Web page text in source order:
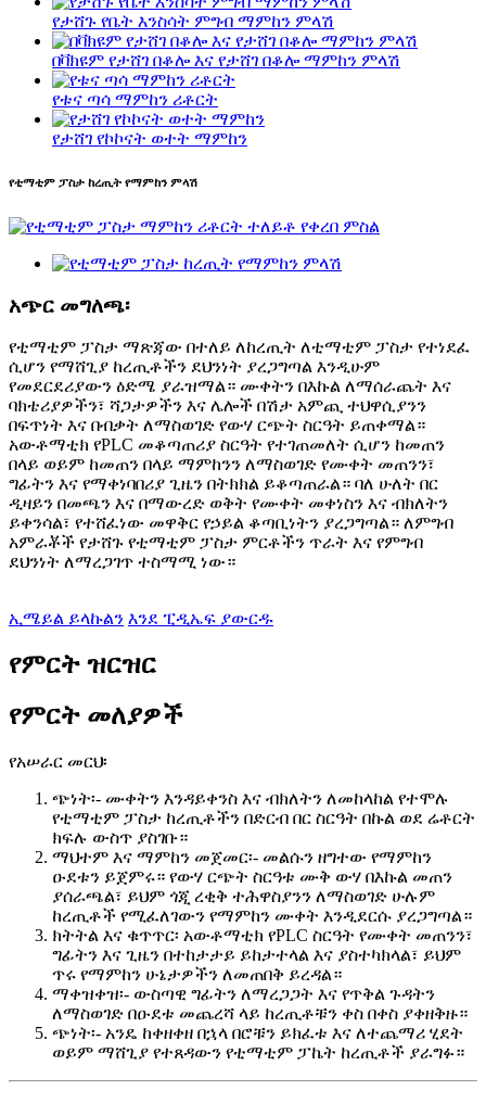
የታሸጉ የቤት እንስሳት ምግብ ማምከን ምላሽ
በቫክዩም የታሸገ በቆሎ እና የታሸገ በቆሎ ማምከን ምላሽ
የቱና ጣሳ ማምከን ሪቶርት
የታሸገ የኮኮናት ወተት ማምከን
የቲማቲም ፓስታ ከረጢት የማምከን ምላሽ
አጭር መግለጫ፡
የቲማቲም ፓስታ ማጽጃው በተለይ ለከረጢት ለቲማቲም ፓስታ የተነደፈ
ሲሆን የማሸጊያ ከረጢቶችን ደህንነት ያረጋግጣል እንዲሁም
የመደርደሪያውን ዕድሜ ያራዝማል። ሙቀትን በእኩል ለማሰራጨት እና
ባክቴሪያዎችን፣ ሻጋታዎችን እና ሌሎች በሽታ አምጪ ተህዋሲያንን
በፍጥነት እና በብቃት ለማስወገድ የውሃ ርጭት ስርዓት ይጠቀማል።
አውቶማቲክ የPLC መቆጣጠሪያ ስርዓት የተገጠመለት ሲሆን ከመጠን
በላይ ወይም ከመጠን በላይ ማምከንን ለማስወገድ የሙቀት መጠንን፣
ግፊትን እና የማቀነባበሪያ ጊዜን በትክክል ይቆጣጠራል። ባለ ሁለት በር
ዲዛይን በመጫን እና በማውረድ ወቅት የሙቀት መቀነስን እና ብክለትን
ይቀንሳል፣ የተሸፈነው መዋቅር የኃይል ቆጣቢነትን ያረጋግጣል። ለምግብ
አምራቾች የታሸጉ የቲማቲም ፓስታ ምርቶችን ጥራት እና የምግብ
ደህንነት ለማረጋገጥ ተስማሚ ነው።
ኢሜይል ይላኩልን እንደ ፒዲኤፍ ያውርዱ
የምርት ዝርዝር
የምርት መለያዎች
የአሠራር መርህ፡
ጭነት፡- ሙቀትን እንዳይቀንስ እና ብክለትን ለመከላከል የተሞሉ
የቲማቲም ፓስታ ከረጢቶችን በድርብ በር ስርዓት በኩል ወደ ሬቶርት
ክፍሉ ውስጥ ያስገቡ።
ማህተም እና ማምከን መጀመር፡- መልሱን ዘግተው የማምከን
ዑደቱን ይጀምሩ። የውሃ ርጭት ስርዓቱ ሙቅ ውሃ በእኩል መጠን
ያሰራጫል፣ ይህም ጎጂ ረቂቅ ተሕዋስያንን ለማስወገድ ሁሉም
ከረጢቶች የሚፈለገውን የማምከን ሙቀት እንዲደርሱ ያረጋግጣል።
ክትትል እና ቁጥጥር፡ አውቶማቲክ የPLC ስርዓት የሙቀት መጠንን፣
ግፊትን እና ጊዜን በተከታታይ ይከታተላል እና ያስተካክላል፣ ይህም
ጥሩ የማምከን ሁኔታዎችን ለመጠበቅ ይረዳል።
ማቀዝቀዝ፡- ውስጣዊ ግፊትን ለማረጋጋት እና የጥቅል ጉዳትን
ለማስወገድ በዑደቱ መጨረሻ ላይ ከረጢቶቹን ቀስ በቀስ ያቀዘቅዙ።
ጭነት፡- አንዴ ከቀዘቀዘ በኋላ በሮቹን ይክፈቱ እና ለተጨማሪ ሂደት
ወይም ማሸጊያ የተጸዳውን የቲማቲም ፓኬት ከረጢቶች ያራግፉ።